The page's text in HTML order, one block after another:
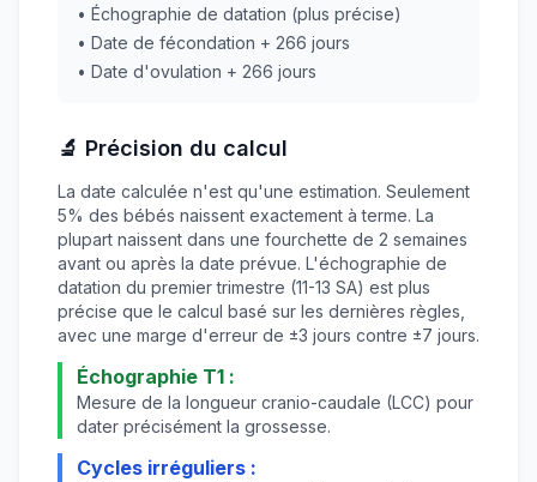
• Échographie de datation (plus précise)
• Date de fécondation + 266 jours
• Date d'ovulation + 266 jours
🔬 Précision du calcul
La date calculée n'est qu'une estimation. Seulement
5% des bébés naissent exactement à terme. La
plupart naissent dans une fourchette de 2 semaines
avant ou après la date prévue. L'échographie de
datation du premier trimestre (11-13 SA) est plus
précise que le calcul basé sur les dernières règles,
avec une marge d'erreur de ±3 jours contre ±7 jours.
Échographie T1 :
Mesure de la longueur cranio-caudale (LCC) pour
dater précisément la grossesse.
Cycles irréguliers :